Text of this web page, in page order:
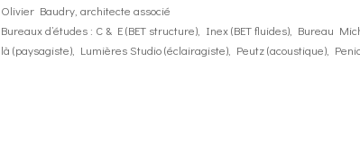
Olivier Baudry, architecte associé
Bureaux d’études : C & E (BET structure), Inex (BET fluides), Bureau
là (paysagiste), Lumières Studio (éclairagiste), Peutz (acoustique),